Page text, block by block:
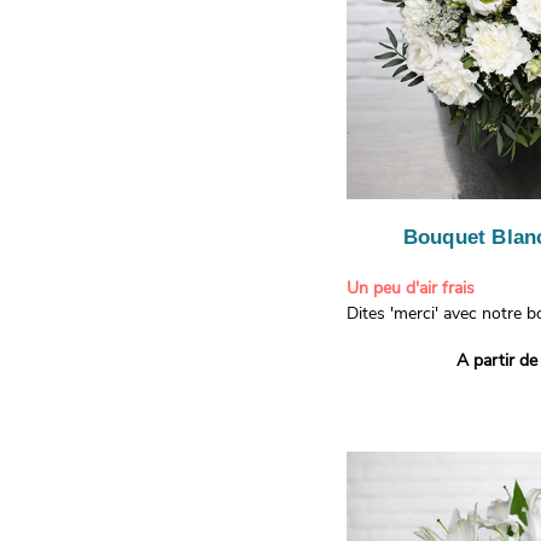
Bouquet
Un peu d'air frais
Dites 'merci' avec notre
de limonium blanc, ce
symbolisent l'amour et
le limonium blanc ajoute
A partir